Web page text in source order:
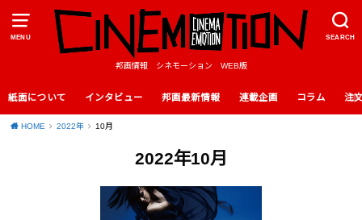
MENU SEARCH
邦画情報 シネモーション WEB版
紙面について インタビュー 邦画最新情報 連載企画 コラム 注
HOME 2022年 10月
2022年10月